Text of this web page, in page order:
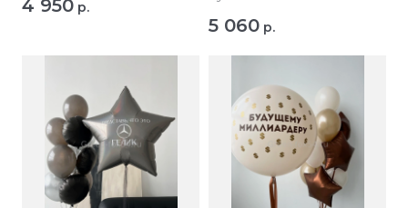
4 950 р.
5 060 р.